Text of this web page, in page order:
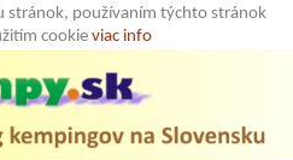
stránok, používaním týchto stránok
cookieviac info